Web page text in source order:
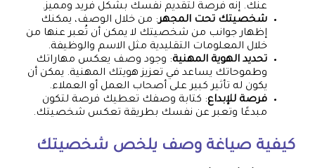
عنك. إنه فرصة لتقديم نفسك بشكل فريد ومميز.
شخصيتك تحت المجهر: من خلال الوصف، يمكنك
إظهار جوانب من شخصيتك لا يمكن أن تُعبر عنها من
خلال المعلومات التقليدية مثل الاسم والوظيفة.
تحديد الهوية المهنية: وجود وصف يعكس مهاراتك
وطموحاتك يساعد في تعزيز هويتك المهنية. يمكن أن
يكون له تأثير كبير على أصحاب العمل أو العملاء.
فرصة للإبداع: كتابة وصفك تعطيك فرصة لتكون
مبدعًا وتعبر عن نفسك بطريقة تعكس شخصيتك.
كيفية صياغة وصف يلخص شخصيتك